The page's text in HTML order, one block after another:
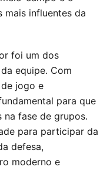
mais influentes da
foi um dos
equipe. Com
jogo e
para que
na fase de grupos.
para participar da
defesa,
moderno e